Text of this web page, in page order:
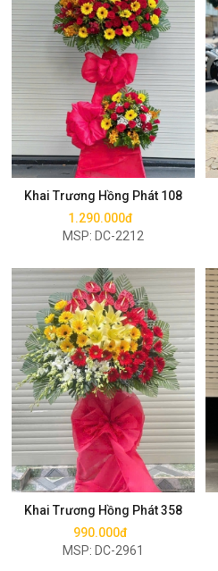
Khai Trương Hồng Phát 108
1.290.000đ
MSP: DC-2212
Mua ngay
Khai Trương Hồng Phát 358
990.000đ
MSP: DC-2961
Mua ngay